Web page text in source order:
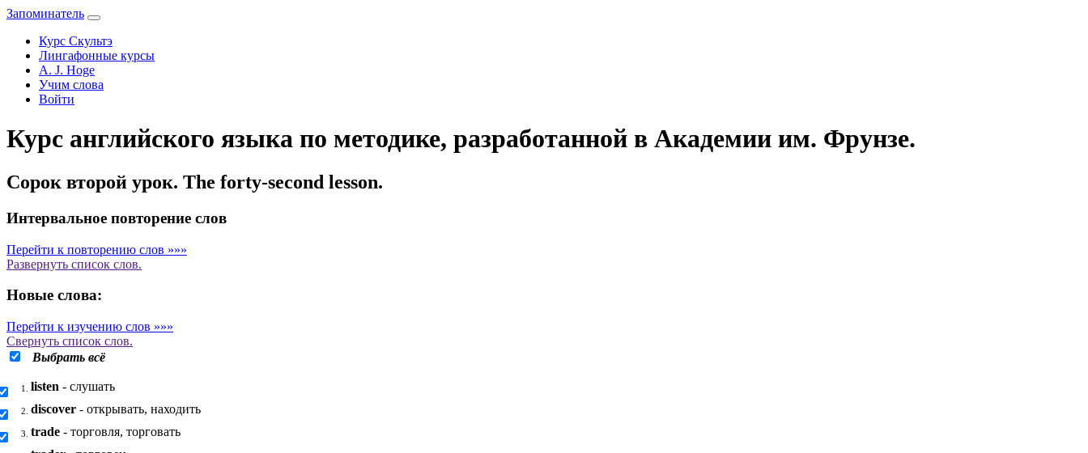
Запоминатель
Курс Скультэ
Лингафонные курсы
A. J. Hoge
Учим слова
Войти
Курс английского языка по методике, разработанной в Академии им. Фрунзе.
Сорок второй урок. The forty-second lesson.
Интервальное повторение слов
Перейти к повторению слов »»»
Развернуть список слов.
Новые слова:
Перейти к изучению слов »»»
Свернуть список слов.
Выбрать всё
1. listen - слушать
2. discover - открывать, находить
3. trade - торговля, торговать